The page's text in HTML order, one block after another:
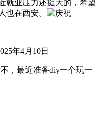
就业压力还挺大的，希望
也在西安。
年4月10日
，最近准备diy一个玩一